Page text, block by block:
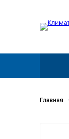
Главная